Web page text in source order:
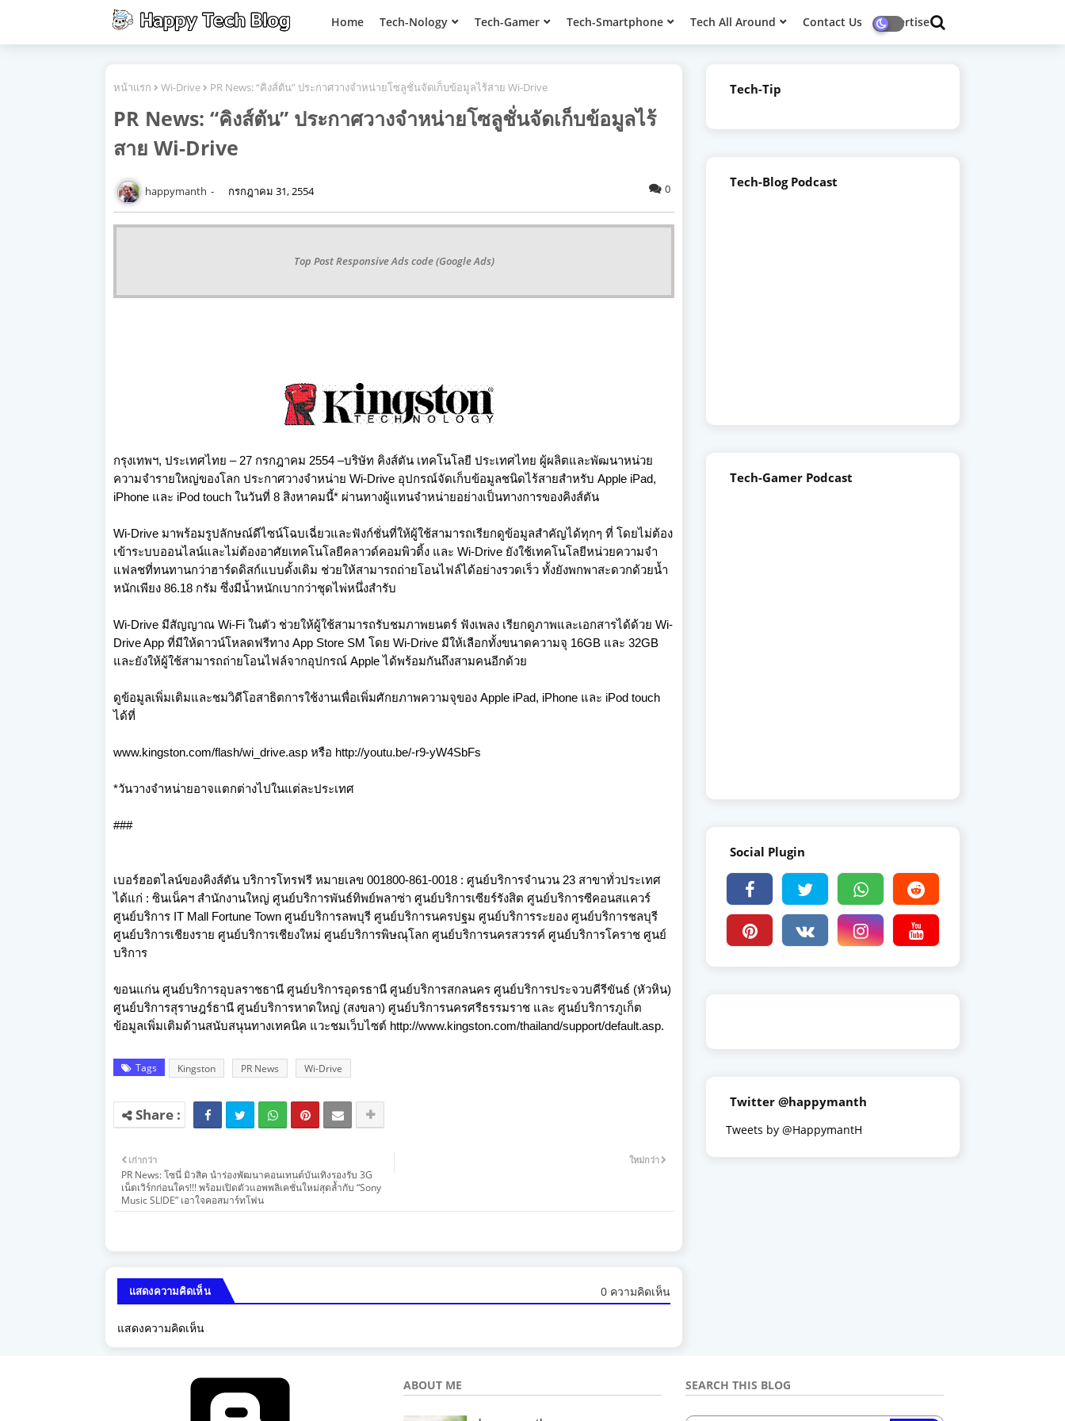
Home Tech-Nology Tech-Gamer Tech-Smartphone Tech All Around Contact Us Advertise
หน้าแรก Wi-Drive PR News: “คิงส์ตัน” ประกาศวางจำหน่ายโซลูชั่นจัดเก็บข้อมูลไร้สาย Wi-Drive
PR News: “คิงส์ตัน” ประกาศวางจำหน่ายโซลูชั่นจัดเก็บข้อมูลไร้
สาย Wi-Drive
happymanth กรกฎาคม 31, 2554 0
Top Post Responsive Ads code (Google Ads)
กรุงเทพฯ, ประเทศไทย – 27 กรกฎาคม 2554 –บริษัท คิงส์ตัน เทคโนโลยี ประเทศไทย ผู้ผลิตและพัฒนาหน่วย
ความจำรายใหญ่ของโลก ประกาศวางจำหน่าย Wi-Drive อุปกรณ์จัดเก็บข้อมูลชนิดไร้สายสำหรับ Apple iPad,
iPhone และ iPod touch ในวันที่ 8 สิงหาคมนี้* ผ่านทางผู้แทนจำหน่ายอย่างเป็นทางการของคิงส์ตัน
Wi-Drive มาพร้อมรูปลักษณ์ดีไซน์โฉบเฉี่ยวและฟังก์ชั่นที่ให้ผู้ใช้สามารถเรียกดูข้อมูลสำคัญได้ทุกๆ ที่ โดยไม่ต้อง
เข้าระบบออนไลน์และไม่ต้องอาศัยเทคโนโลยีคลาวด์คอมพิวติ้ง และ Wi-Drive ยังใช้เทคโนโลยีหน่วยความจำ
แฟลชที่ทนทานกว่าฮาร์ดดิสก์แบบดั้งเดิม ช่วยให้สามารถถ่ายโอนไฟล์ได้อย่างรวดเร็ว ทั้งยังพกพาสะดวกด้วยน้ำ
หนักเพียง 86.18 กรัม ซึ่งมีน้ำหนักเบากว่าชุดไพ่หนึ่งสำรับ
Wi-Drive มีสัญญาณ Wi-Fi ในตัว ช่วยให้ผู้ใช้สามารถรับชมภาพยนตร์ ฟังเพลง เรียกดูภาพและเอกสารได้ด้วย Wi-
Drive App ที่มีให้ดาวน์โหลดฟรีทาง App Store SM โดย Wi-Drive มีให้เลือกทั้งขนาดความจุ 16GB และ 32GB
และยังให้ผู้ใช้สามารถถ่ายโอนไฟล์จากอุปกรณ์ Apple ได้พร้อมกันถึงสามคนอีกด้วย
ดูข้อมูลเพิ่มเติมและชมวิดีโอสาธิตการใช้งานเพื่อเพิ่มศักยภาพความจุของ Apple iPad, iPhone และ iPod touch
ได้ที่
www.kingston.com/flash/wi_drive.asp หรือ http://youtu.be/-r9-yW4SbFs
*วันวางจำหน่ายอาจแตกต่างไปในแต่ละประเทศ
###
เบอร์ฮอตไลน์ของคิงส์ตัน บริการโทรฟรี หมายเลข 001800-861-0018 : ศูนย์บริการจำนวน 23 สาขาทั่วประเทศ
ได้แก่ : ซินเน็คฯ สำนักงานใหญ่ ศูนย์บริการพันธ์ทิพย์พลาซ่า ศูนย์บริการเซียร์รังสิต ศูนย์บริการซีคอนสแควร์
ศูนย์บริการ IT Mall Fortune Town ศูนย์บริการลพบุรี ศูนย์บริการนครปฐม ศูนย์บริการระยอง ศูนย์บริการชลบุรี
ศูนย์บริการเชียงราย ศูนย์บริการเชียงใหม่ ศูนย์บริการพิษณุโลก ศูนย์บริการนครสวรรค์ ศูนย์บริการโคราช ศูนย์
บริการ
ขอนแก่น ศูนย์บริการอุบลราชธานี ศูนย์บริการอุดรธานี ศูนย์บริการสกลนคร ศูนย์บริการประจวบคีรีขันธ์ (หัวหิน)
ศูนย์บริการสุราษฎร์ธานี ศูนย์บริการหาดใหญ่ (สงขลา) ศูนย์บริการนครศรีธรรมราช และ ศูนย์บริการภูเก็ต
ข้อมูลเพิ่มเติมด้านสนับสนุนทางเทคนิค แวะชมเว็บไซต์ http://www.kingston.com/thailand/support/default.asp.
Tags Kingston PR News Wi-Drive
ใหม่กว่า
เก่ากว่า
PR News: โซนี่ มิวสิค นำร่องพัฒนาคอนเทนต์บันเทิงรองรับ 3G
เน็ตเวิร์กก่อนใคร!!! พร้อมเปิดตัวแอพพลิเคชั่นใหม่สุดล้ำกับ “Sony
Music SLIDE” เอาใจคอสมาร์ทโฟน
แสดงความคิดเห็น 0 ความคิดเห็น
แสดงความคิดเห็น
Tech-Tip
Tech-Blog Podcast
Tech-Gamer Podcast
Social Plugin
Twitter @happymanth
Tweets by @HappymantH
ABOUT ME SEARCH THIS BLOG